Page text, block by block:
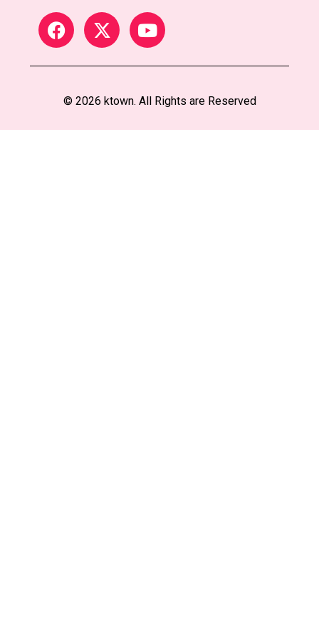
© 2026 ktown. All Rights are Reserved